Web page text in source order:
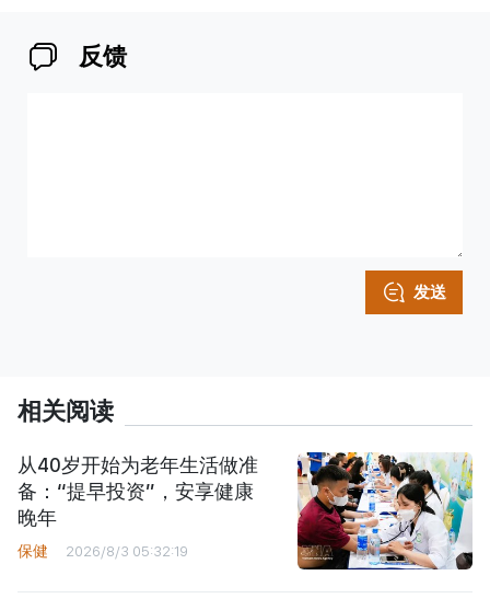
反馈
发送
相关阅读
从40岁开始为老年生活做准
备：“提早投资”，安享健康
晚年
保健 2026/8/3 05:32:19